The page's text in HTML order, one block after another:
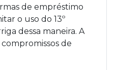
de empréstimo
o uso do 13º
dessa maneira. A
de